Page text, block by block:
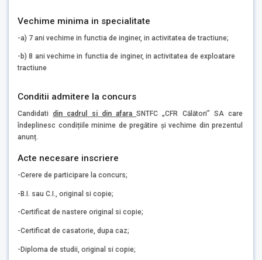
Vechime minima in specialitate
-a) 7 ani vechime in functia de inginer, in activitatea de tractiune;
-b) 8 ani vechime in functia de inginer, in activitatea de exploatare
tractiune
Conditii admitere la concurs
Candidati din cadrul si din afaraSNTFC „CFR Călători” SA care
îndeplinesc condițiile minime de pregătire și vechime din prezentul
anunț.
Acte necesare inscriere
-Cerere de participare la concurs;
-B.I. sau C.I., original si copie;
-Certificat de nastere original si copie;
-Certificat de casatorie, dupa caz;
-Diploma de studii, original si copie;